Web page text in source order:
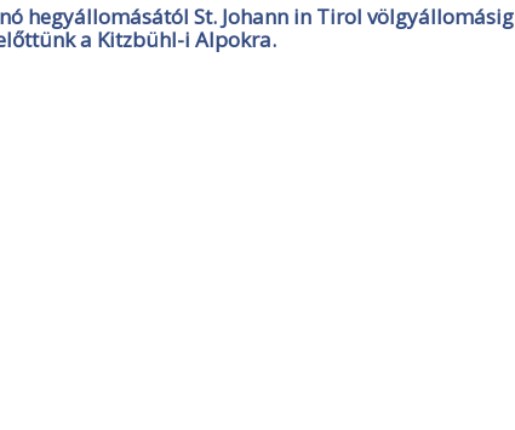
hegyállomásától St. Johann in Tirol völgyállomásig
a Kitzbühl-i Alpokra.